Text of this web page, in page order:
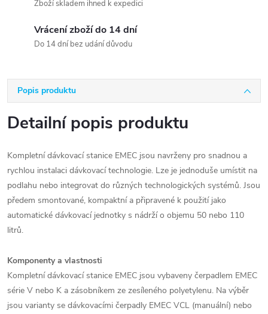
Zboží skladem ihned k expedici
Vrácení zboží do 14 dní
Do 14 dní bez udání důvodu
Popis produktu
Detailní popis produktu
Kompletní dávkovací stanice EMEC jsou navrženy pro snadnou a
rychlou instalaci dávkovací technologie. Lze je jednoduše umístit na
podlahu nebo integrovat do různých technologických systémů. Jsou
předem smontované, kompaktní a připravené k použití jako
automatické dávkovací jednotky s nádrží o objemu 50 nebo 110
litrů.
Komponenty a vlastnosti
Kompletní dávkovací stanice EMEC jsou vybaveny čerpadlem EMEC
série V nebo K a zásobníkem ze zesíleného polyetylenu. Na výběr
jsou varianty se dávkovacími čerpadly EMEC VCL (manuální) nebo